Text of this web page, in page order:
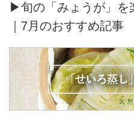
▶旬の「みょうが」を
｜7月のおすすめ記事